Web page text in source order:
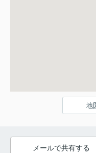
地
メールで共有する